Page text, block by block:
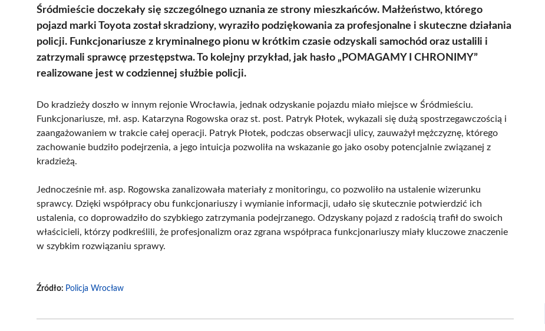
Śródmieście doczekały się szczególnego uznania ze strony mieszkańców. Małżeństwo, którego
pojazd marki Toyota został skradziony, wyraziło podziękowania za profesjonalne i skuteczne działania
policji. Funkcjonariusze z kryminalnego pionu w krótkim czasie odzyskali samochód oraz ustalili i
zatrzymali sprawcę przestępstwa. To kolejny przykład, jak hasło „POMAGAMY I CHRONIMY”
realizowane jest w codziennej służbie policji.
Do kradzieży doszło w innym rejonie Wrocławia, jednak odzyskanie pojazdu miało miejsce w Śródmieściu.
Funkcjonariusze, mł. asp. Katarzyna Rogowska oraz st. post. Patryk Płotek, wykazali się dużą spostrzegawczością i
zaangażowaniem w trakcie całej operacji. Patryk Płotek, podczas obserwacji ulicy, zauważył mężczyznę, którego
zachowanie budziło podejrzenia, a jego intuicja pozwoliła na wskazanie go jako osoby potencjalnie związanej z
kradzieżą.
Jednocześnie mł. asp. Rogowska zanalizowała materiały z monitoringu, co pozwoliło na ustalenie wizerunku
sprawcy. Dzięki współpracy obu funkcjonariuszy i wymianie informacji, udało się skutecznie potwierdzić ich
ustalenia, co doprowadziło do szybkiego zatrzymania podejrzanego. Odzyskany pojazd z radością trafił do swoich
właścicieli, którzy podkreślili, że profesjonalizm oraz zgrana współpraca funkcjonariuszy miały kluczowe znaczenie
w szybkim rozwiązaniu sprawy.
Źródło: Policja Wrocław